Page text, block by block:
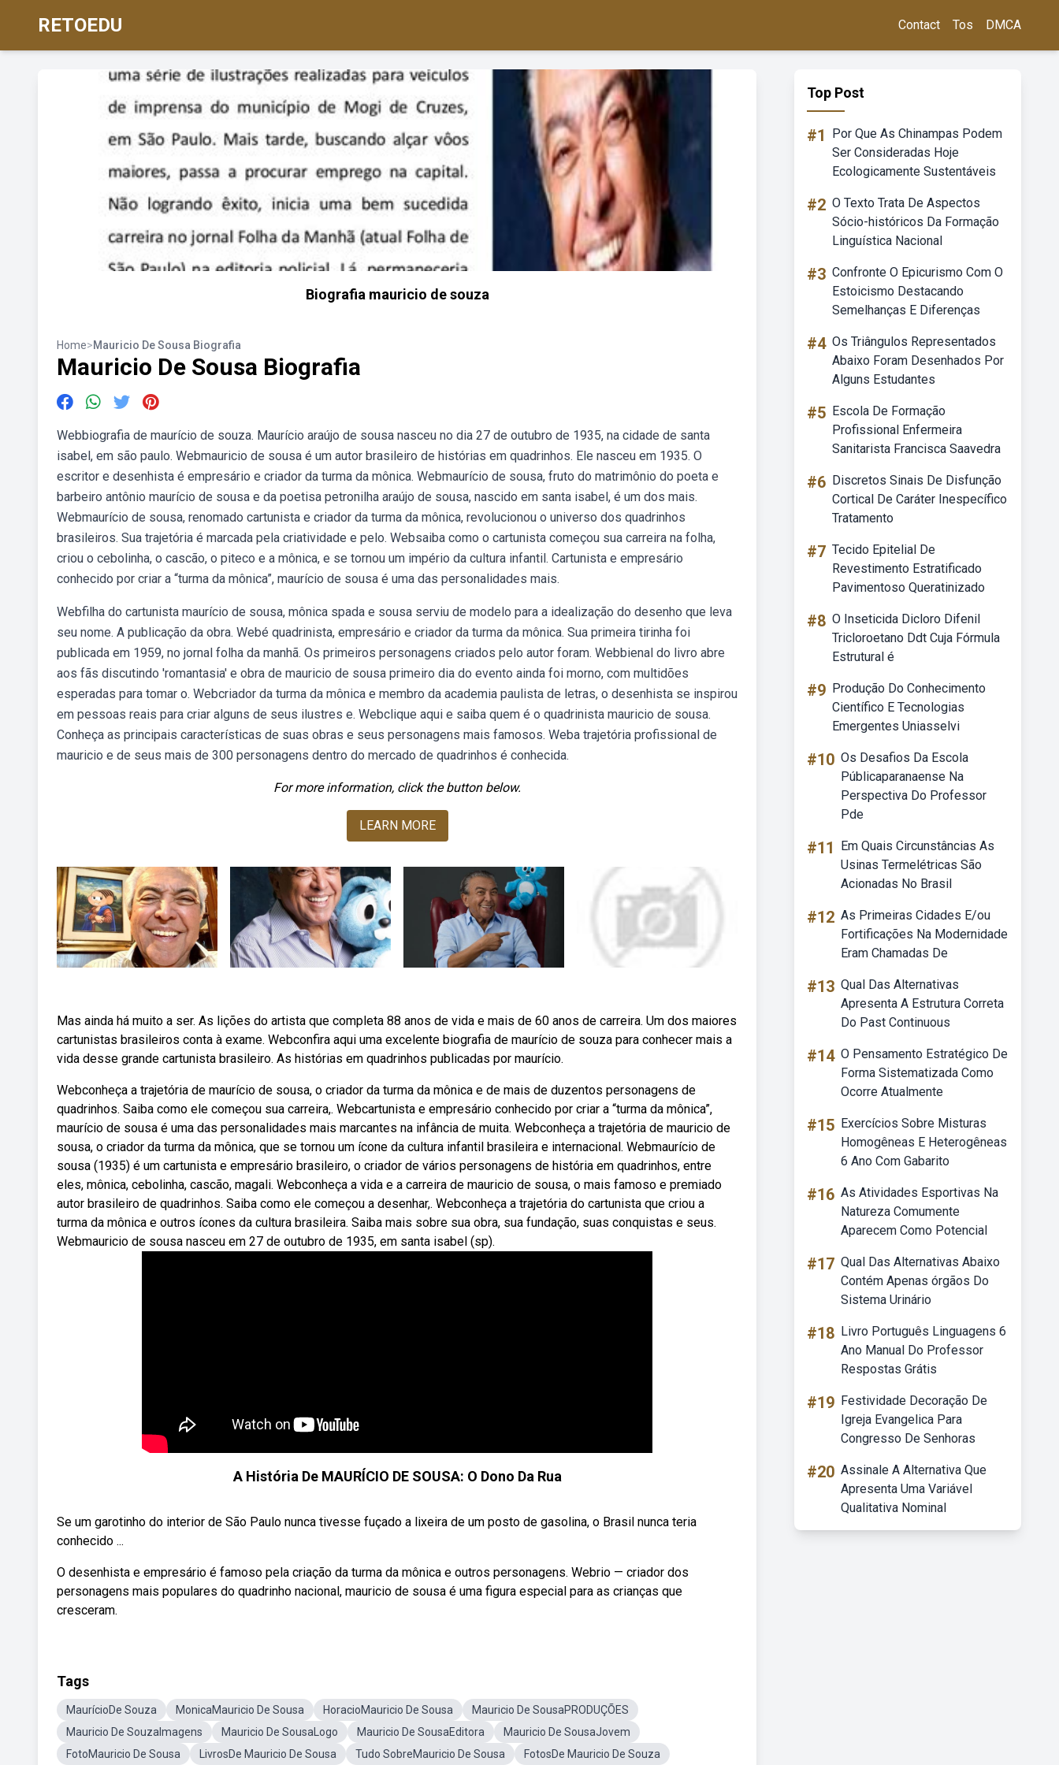
RETOEDU Contact Tos DMCA
Biografia mauricio de souza
Home>Mauricio De Sousa Biografia
Mauricio De Sousa Biografia
Webbiografia de maurício de souza. Maurício araújo de sousa nasceu no dia 27 de outubro de 1935, na cidade de santa
isabel, em são paulo. Webmauricio de sousa é um autor brasileiro de histórias em quadrinhos. Ele nasceu em 1935. O
escritor e desenhista é empresário e criador da turma da mônica. Webmaurício de sousa, fruto do matrimônio do poeta e
barbeiro antônio maurício de sousa e da poetisa petronilha araújo de sousa, nascido em santa isabel, é um dos mais.
Webmaurício de sousa, renomado cartunista e criador da turma da mônica, revolucionou o universo dos quadrinhos
brasileiros. Sua trajetória é marcada pela criatividade e pelo. Websaiba como o cartunista começou sua carreira na folha,
criou o cebolinha, o cascão, o piteco e a mônica, e se tornou um império da cultura infantil. Cartunista e empresário
conhecido por criar a “turma da mônica”, maurício de sousa é uma das personalidades mais.
Webfilha do cartunista maurício de sousa, mônica spada e sousa serviu de modelo para a idealização do desenho que leva
seu nome. A publicação da obra. Webé quadrinista, empresário e criador da turma da mônica. Sua primeira tirinha foi
publicada em 1959, no jornal folha da manhã. Os primeiros personagens criados pelo autor foram. Webbienal do livro abre
aos fãs discutindo 'romantasia' e obra de mauricio de sousa primeiro dia do evento ainda foi morno, com multidões
esperadas para tomar o. Webcriador da turma da mônica e membro da academia paulista de letras, o desenhista se inspirou
em pessoas reais para criar alguns de seus ilustres e. Webclique aqui e saiba quem é o quadrinista mauricio de sousa.
Conheça as principais características de suas obras e seus personagens mais famosos. Weba trajetória profissional de
mauricio e de seus mais de 300 personagens dentro do mercado de quadrinhos é conhecida.
For more information, click the button below.
LEARN MORE
Mas ainda há muito a ser. As lições do artista que completa 88 anos de vida e mais de 60 anos de carreira. Um dos maiores
cartunistas brasileiros conta à exame. Webconfira aqui uma excelente biografia de maurício de souza para conhecer mais a
vida desse grande cartunista brasileiro. As histórias em quadrinhos publicadas por maurício.
Webconheça a trajetória de maurício de sousa, o criador da turma da mônica e de mais de duzentos personagens de
quadrinhos. Saiba como ele começou sua carreira,. Webcartunista e empresário conhecido por criar a “turma da mônica”,
maurício de sousa é uma das personalidades mais marcantes na infância de muita. Webconheça a trajetória de mauricio de
sousa, o criador da turma da mônica, que se tornou um ícone da cultura infantil brasileira e internacional. Webmaurício de
sousa (1935) é um cartunista e empresário brasileiro, o criador de vários personagens de história em quadrinhos, entre
eles, mônica, cebolinha, cascão, magali. Webconheça a vida e a carreira de mauricio de sousa, o mais famoso e premiado
autor brasileiro de quadrinhos. Saiba como ele começou a desenhar,. Webconheça a trajetória do cartunista que criou a
turma da mônica e outros ícones da cultura brasileira. Saiba mais sobre sua obra, sua fundação, suas conquistas e seus.
Webmauricio de sousa nasceu em 27 de outubro de 1935, em santa isabel (sp).
A História De MAURÍCIO DE SOUSA: O Dono Da Rua
Se um garotinho do interior de São Paulo nunca tivesse fuçado a lixeira de um posto de gasolina, o Brasil nunca teria
conhecido ...
O desenhista e empresário é famoso pela criação da turma da mônica e outros personagens. Webrio — criador dos
personagens mais populares do quadrinho nacional, mauricio de sousa é uma figura especial para as crianças que
cresceram.
Tags
MaurícioDe Souza MonicaMauricio De Sousa HoracioMauricio De Sousa
Mauricio De SousaPRODUÇÕES
Mauricio De SouzaImagens
Mauricio De SousaLogo Mauricio De SousaEditora
Mauricio De SousaJovem
FotoMauricio De Sousa
LivrosDe Mauricio De Sousa Tudo SobreMauricio De Sousa FotosDe Mauricio De Souza
Top Post
#1
Por Que As Chinampas Podem
Ser Consideradas Hoje
Ecologicamente Sustentáveis
#2 O Texto Trata De Aspectos
Sócio-históricos Da Formação
Linguística Nacional
#3 Confronte O Epicurismo Com O
Estoicismo Destacando
Semelhanças E Diferenças
#4 Os Triângulos Representados
Abaixo Foram Desenhados Por
Alguns Estudantes
#5 Escola De Formação
Profissional Enfermeira
Sanitarista Francisca Saavedra
#6 Discretos Sinais De Disfunção
Cortical De Caráter Inespecífico
Tratamento
#7 Tecido Epitelial De
Revestimento Estratificado
Pavimentoso Queratinizado
#8 O Inseticida Dicloro Difenil
Tricloroetano Ddt Cuja Fórmula
Estrutural é
#9 Produção Do Conhecimento
Científico E Tecnologias
Emergentes Uniasselvi
#10 Os Desafios Da Escola
Públicaparanaense Na
Perspectiva Do Professor
Pde
#11
Em Quais Circunstâncias As
Usinas Termelétricas São
Acionadas No Brasil
#12 As Primeiras Cidades E/ou
Fortificações Na Modernidade
Eram Chamadas De
#13 Qual Das Alternativas
Apresenta A Estrutura Correta
Do Past Continuous
#14 O Pensamento Estratégico De
Forma Sistematizada Como
Ocorre Atualmente
#15 Exercícios Sobre Misturas
Homogêneas E Heterogêneas
6 Ano Com Gabarito
#16 As Atividades Esportivas Na
Natureza Comumente
Aparecem Como Potencial
#17 Qual Das Alternativas Abaixo
Contém Apenas órgãos Do
Sistema Urinário
#18 Livro Português Linguagens 6
Ano Manual Do Professor
Respostas Grátis
#19 Festividade Decoração De
Igreja Evangelica Para
Congresso De Senhoras
#20 Assinale A Alternativa Que
Apresenta Uma Variável
Qualitativa Nominal